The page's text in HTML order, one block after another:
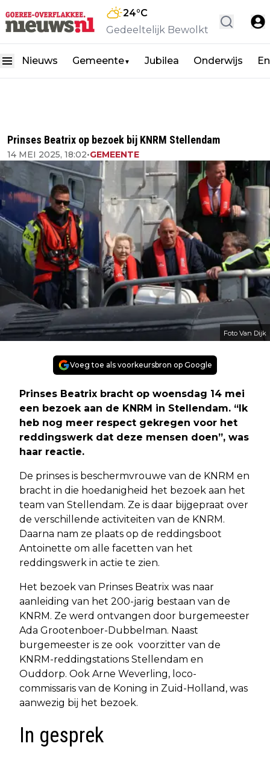
24°C
Gedeeltelijk Bewolkt
Nieuws Gemeente▼ Jubilea Onderwijs
Prinses Beatrix op bezoek bij KNRM Stellendam
14 MEI 2025, 18:02•GEMEENTE
Foto Van Dijk
Voeg toe als voorkeursbron op Google
Prinses Beatrix bracht op woensdag 14 mei
een bezoek aan de KNRM in Stellendam. “Ik
heb nog meer respect gekregen voor het
reddingswerk dat deze mensen doen”, was
haar reactie.
De prinses is beschermvrouwe van de KNRM en
bracht in die hoedanigheid het bezoek aan het
team van Stellendam. Ze is daar bijgepraat over
de verschillende activiteiten van de KNRM.
Daarna nam ze plaats op de reddingsboot
Antoinette om alle facetten van het
reddingswerk in actie te zien.
Het bezoek van Prinses Beatrix was naar
aanleiding van het 200-jarig bestaan van de
KNRM. Ze werd ontvangen door burgemeester
Ada Grootenboer-Dubbelman. Naast
burgemeester is ze ook voorzitter van de
KNRM-reddingstations Stellendam en
Ouddorp. Ook Arne Weverling, loco-
commissaris van de Koning in Zuid-Holland, was
aanwezig bij het bezoek.
In gesprek